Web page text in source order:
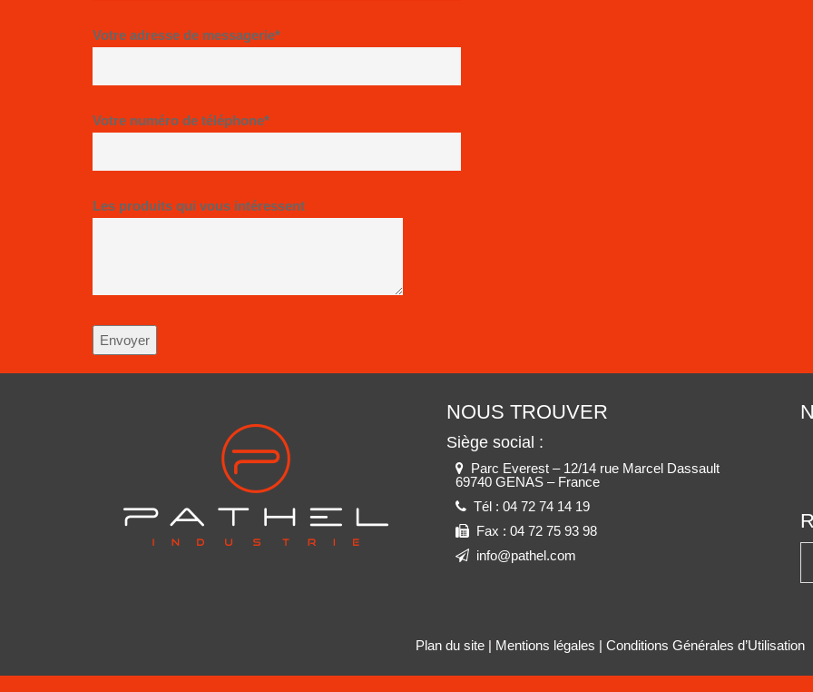
Votre adresse de messagerie*
Votre numéro de téléphone*
Les produits qui vous intéressent
NOUS TROUVER
Siège social :
Parc Everest – 12/14 rue Marcel Dassault
69740 GENAS – France
Tél : 04 72 74 14 19
Fax : 04 72 75 93 98
info@pathel.com
Plan du site| Mentions légales | Conditions Générales d’Utilisation